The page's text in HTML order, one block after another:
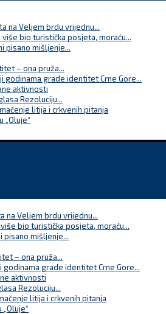
na Veljem brdu vrijednu...
bio turistička posjeta, moraću...
pisano mišljenje...
– ona pruža...
godinama grade identitet Crne Gore...
aktivnosti
Rezoluciju...
litija i crkvenih pitanja
„Oluje“
na Veljem brdu vrijednu...
bio turistička posjeta, moraću...
pisano mišljenje...
– ona pruža...
grade identitet Crne Gore...
aktivnosti
Rezoluciju...
litija i crkvenih pitanja